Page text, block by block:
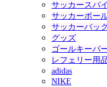
サッカースパ
サッカーボー
サッカーバッ
グッズ
ゴールキーパ
レフェリー用
adidas
NIKE